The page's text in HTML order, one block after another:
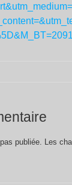
publiée. Les